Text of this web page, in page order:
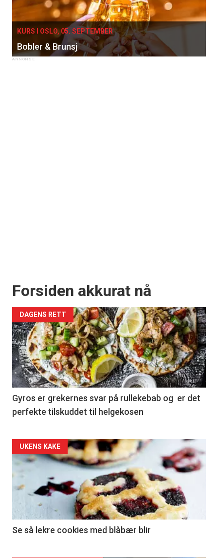
KURS I OSLO, 05. SEPTEMBER
Bobler & Brunsj
Forsiden akkurat nå
DAGENS RETT
Gyros er grekernes svar på rullekebab og er det
perfekte tilskuddet til helgekosen
Forsiden
akkurat
nå
2
UKENS KAKE
Se så lekre cookies med blåbær blir